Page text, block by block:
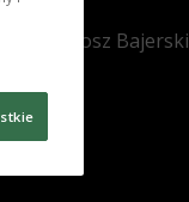
Bartosz Bajerski